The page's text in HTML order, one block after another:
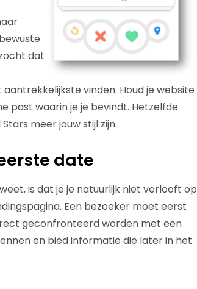
dat
vinden. Houd je website
past waarin je je bevindt. Hetzelfde
meer jouw stijl zijn.
date
is dat je je natuurlijk niet verlooft op
Een bezoeker moet eerst
geconfronteerd worden met een
en bied informatie die later in het